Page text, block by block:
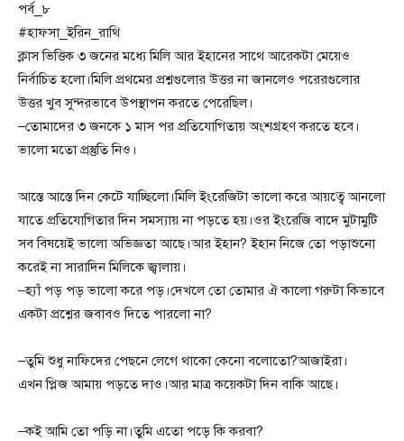
পর্ব_৮
#হাফসা_ইরিন_রাথি
ক্লাস ভিত্তিক ৩ জনের মধ্যে মিলি আর ইহানের সাথে আরেকটা মেয়েও
নির্বাচিত হলো।মিলি প্রথমের প্রশ্নগুলোর উত্তর না জানলেও পরেরগুলোর
উত্তর খুব সুন্দরভাবে উপস্থাপন করতে পেরেছিল।
–তোমাদের ৩ জনকে ১ মাস পর প্রতিযোগিতায় অংশগ্রহণ করতে হবে।
ভালো মতো প্রস্তুতি নিও।
আস্তে আস্তে দিন কেটে যাচ্ছিলো।মিলি ইংরেজিটা ভালো করে আয়ত্বে আনলো
যাতে প্রতিযোগিতার দিন সমস্যায় না পড়তে হয়।ওর ইংরেজি বাদে মুটামুটি
সব বিষয়েই ভালো অভিজ্ঞতা আছে।আর ইহান? ইহান নিজে তো পড়াশুনো
করেই না সারাদিন মিলিকে জ্বালায়।
–হ্যাঁ পড় পড় ভালো করে পড়।দেখলে তো তোমার ঐ কালো গরুটা কিভাবে
একটা প্রশ্নের জবাবও দিতে পারলো না?
–তুমি শুধু নাফিদের পেছনে লেগে থাকো কেনো বলোতো?আজাইরা।
এখন প্লিজ আমায় পড়তে দাও।আর মাত্র কয়েকটা দিন বাকি আছে।
–কই আমি তো পড়ি না।তুমি এতো পড়ে কি করবা?